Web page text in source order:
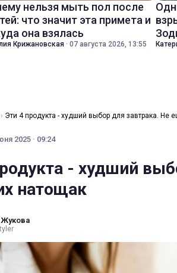
нельзя мыть пол после
что значит эта примета и
она взялась
Крижановская · 07 августа 2026, 13:55
› Эти 4 продукта - худший выбор для завтрака. Не
2025 · 09:24
- худший
натощак